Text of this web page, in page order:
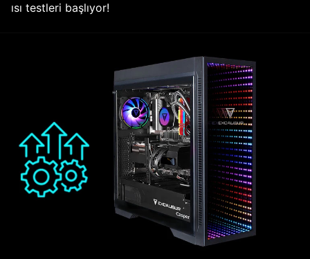
ısı testleri başlıyor!